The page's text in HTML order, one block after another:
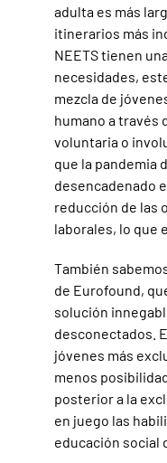
adulta es más
itinerarios más
NEETS tienen
necesidades,
mezcla de
humano a través
voluntaria o
que la pandemia
desencadenado
reducción de las
laborales, lo que
También
de Eurofound,
solución
desconectados.
jóvenes más
menos
posterior a la
en juego las
educación social